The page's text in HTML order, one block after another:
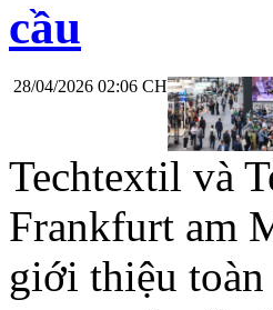
cầu
28/04/2026 02:06 CH
Techtextil và
Frankfurt am
giới thiệu